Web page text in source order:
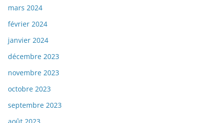
mars 2024
février 2024
janvier 2024
décembre 2023
novembre 2023
octobre 2023
septembre 2023